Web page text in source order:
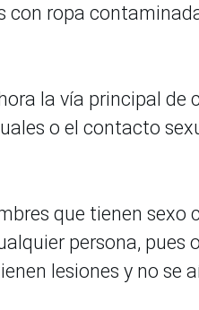
con ropa
la vía principal de
o el contacto
que tienen sexo
persona, pues
lesiones y no se